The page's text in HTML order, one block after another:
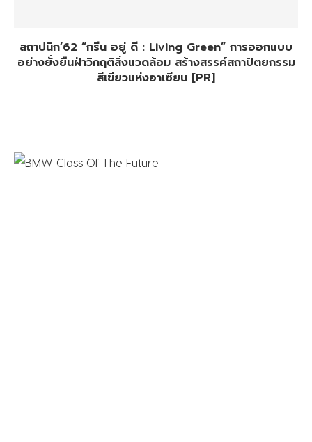
สถาปนิก’62 “กรีน อยู่ ดี : Living Green” การออกแบบ
อย่างยั่งยืนฝ่าวิกฤติสิ่งแวดล้อม สร้างสรรค์สถาปัตยกรรม
สีเขียวแห่งอาเซียน [PR]